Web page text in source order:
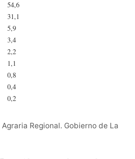
54,6
31,1
5,9
3,4
2,2
1,1
0,8
0,4
0,2
Regional. Gobierno de La